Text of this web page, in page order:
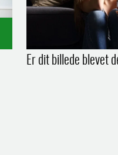
Er dit billede blevet